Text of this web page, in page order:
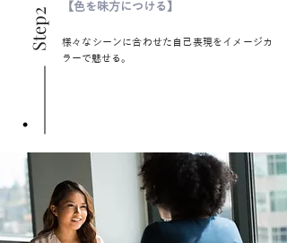
【色を味方につける】
Step2
様々なシーンに合わせた自己表現をイメージカ
ラーで魅せる。